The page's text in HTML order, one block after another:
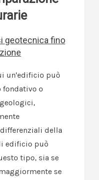
geotecnica fino
un'edificio può
fondativo o
della
edificio può
tipo, sia se
se